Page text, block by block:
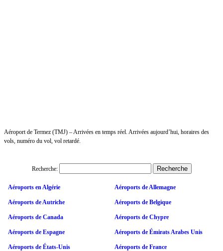
Aéroport de Termez (TMJ) – Arrivées en temps réel. Arrivées aujourd’hui, horaires des
vols, numéro du vol, vol retardé.
Recherche:
Aéroports en Algérie Aéroports de Allemagne
Aéroports de Autriche Aéroports de Belgique
Aéroports de Canada Aéroports de Chypre
Aéroports de Espagne Aéroports de Émirats Arabes Unis
Aéroports de États-Unis Aéroports de France